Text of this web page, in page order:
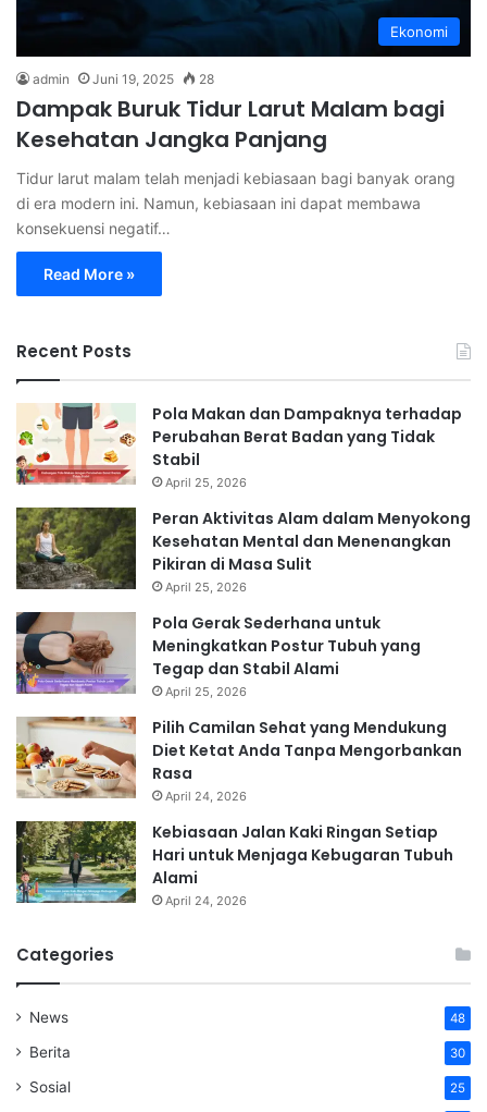
Ekonomi
admin Juni 19, 2025 28
Dampak Buruk Tidur Larut Malam bagi
Kesehatan Jangka Panjang
Tidur larut malam telah menjadi kebiasaan bagi banyak orang
di era modern ini. Namun, kebiasaan ini dapat membawa
konsekuensi negatif…
Read More »
Recent Posts
Pola Makan dan Dampaknya terhadap
Perubahan Berat Badan yang Tidak
Stabil
April 25, 2026
Peran Aktivitas Alam dalam Menyokong
Kesehatan Mental dan Menenangkan
Pikiran di Masa Sulit
April 25, 2026
Pola Gerak Sederhana untuk
Meningkatkan Postur Tubuh yang
Tegap dan Stabil Alami
April 25, 2026
Pilih Camilan Sehat yang Mendukung
Diet Ketat Anda Tanpa Mengorbankan
Rasa
April 24, 2026
Kebiasaan Jalan Kaki Ringan Setiap
Hari untuk Menjaga Kebugaran Tubuh
Alami
April 24, 2026
Categories
News 48
Berita 30
Sosial 25